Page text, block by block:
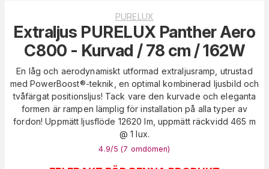
PURELUX
Extraljus PURELUX Panther Aero
C800 - Kurvad / 78 cm / 162W
En låg och aerodynamiskt utformad extraljusramp, utrustad
med PowerBoost®-teknik, en optimal kombinerad ljusbild och
tvåfärgat positionsljus! Tack vare den kurvade och eleganta
formen är rampen lämplig för installation på alla typer av
fordon! Uppmätt ljusflöde 12620 lm, uppmätt räckvidd 465 m
@ 1 lux.
4.9/5 (7 omdömen)